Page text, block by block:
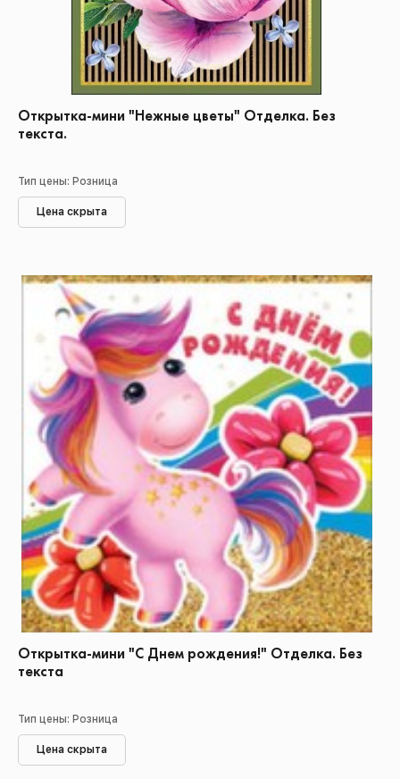
Открытка-мини "Нежные цветы" Отделка. Без
текста.
Тип цены: Розница
Цена скрыта
Открытка-мини "С Днем рождения!" Отделка. Без
текста
Тип цены: Розница
Цена скрыта